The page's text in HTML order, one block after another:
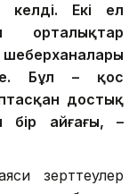
келді. Екі ел
орталықтар
Бұл – қос
достық
бір айғағы, –
зерттеулер